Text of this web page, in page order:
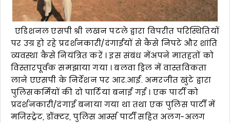
एडिशनल एसपी श्री लखन पटले द्वारा विपरीत परिस्थितियों
पर उग्र हो रहे प्रदर्शनकारी/दंगाईयों से कैसे निपटे और शांति
व्यवस्था कैसे नियंत्रित करें । इस संबंध मेंअपने मातहतों को
विस्तारपूर्वक समझाया गया । बलवा ड्रिल में वास्तविकता
लाने एएसपी के निर्देशन पर आर.आई. अमरजीत खुंटे द्वारा
पुलिसकर्मियों की दो पार्टियां बनाई गई । एक पार्टी को
प्रदर्शनकारी/दंगाई बनाया गया था तथा एक पुलिस पार्टी में
मजिस्ट्रेट, डॉक्टर, पुलिस आर्म्स पार्टी सहित अलग-अलग